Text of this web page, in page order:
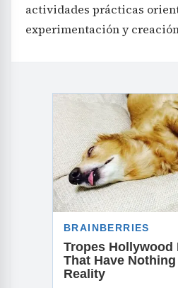
actividades prácticas
experimentación y